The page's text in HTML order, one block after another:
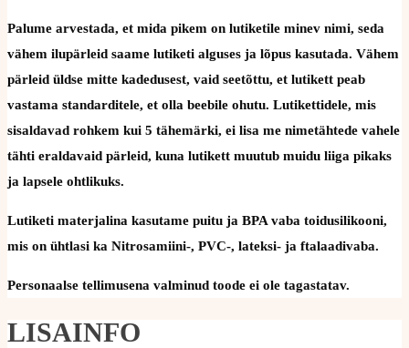
Palume arvestada, et mida pikem on lutiketile minev nimi, seda
vähem ilupärleid saame lutiketi alguses ja lõpus kasutada. Vähem
pärleid üldse mitte kadedusest, vaid seetõttu, et lutikett peab
vastama standarditele, et olla beebile ohutu. Lutikettidele, mis
sisaldavad rohkem kui 5 tähemärki, ei lisa me nimetähtede vahele
tähti eraldavaid pärleid, kuna lutikett muutub muidu liiga pikaks
ja lapsele ohtlikuks.
Lutiketi materjalina kasutame puitu ja BPA vaba toidusilikooni,
mis on ühtlasi ka Nitrosamiini-, PVC-, lateksi- ja ftalaadivaba.
Personaalse tellimusena valminud toode ei ole tagastatav.
LISAINFO